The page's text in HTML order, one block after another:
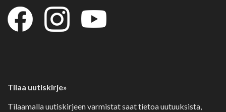
Tilaa uutiskirje»
Tilaamalla uutiskirjeen varmistat saat tietoa uutuuksista,